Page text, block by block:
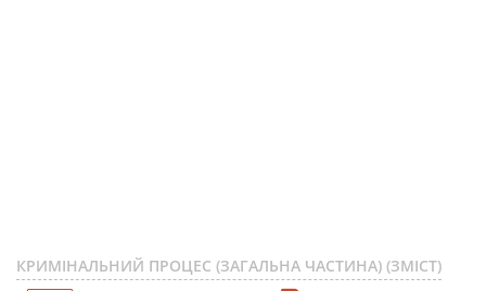
КРИМІНАЛЬНИЙ ПРОЦЕС (ЗАГАЛЬНА ЧАСТИНА) (ЗМІСТ)